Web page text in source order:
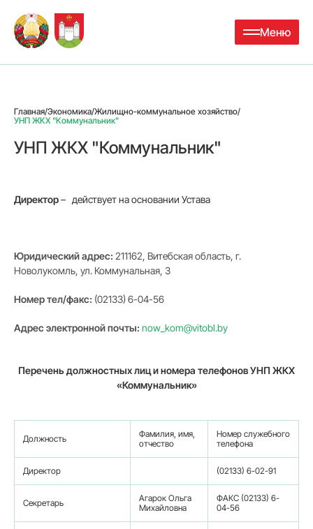
Меню
Главная/Экономика/Жилищно-коммунальное хозяйство/
УНП ЖКХ "Коммунальник"
УНП ЖКХ "Коммунальник"
Директор– действует на основании Устава
Юридический адрес: 211162, Витебская область, г.
Новолукомль, ул. Коммунальная, 3
Номер тел/факс: (02133) 6-04-56
Адрес электронной почты: now_kom@vitobl.by
Перечень должностных лиц и номера телефонов УНП ЖКХ
«Коммунальник»
Должность
Фамилия, имя,
отчество
Номер служебного
телефона
Директор (02133) 6-02-91
Секретарь
Агарок Ольга
Михайловна
ФАКС (02133) 6-
04-56